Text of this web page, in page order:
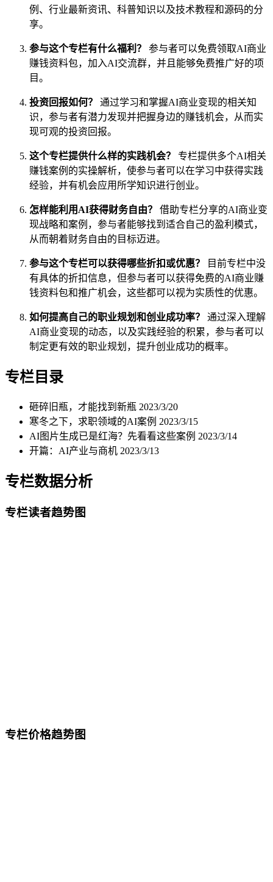
例、行业最新资讯、科普知识以及技术教程和源码的分
享。
参与这个专栏有什么福利？
参与者可以免费领取AI商业
赚钱资料包，加入AI交流群，并且能够免费推广好的项
目。
投资回报如何？
通过学习和掌握AI商业变现的相关知
识，参与者有潜力发现并把握身边的赚钱机会，从而实
现可观的投资回报。
这个专栏提供什么样的实践机会？
专栏提供多个AI相关
赚钱案例的实操解析，使参与者可以在学习中获得实践
经验，并有机会应用所学知识进行创业。
怎样能利用AI获得财务自由？
借助专栏分享的AI商业变
现战略和案例，参与者能够找到适合自己的盈利模式，
从而朝着财务自由的目标迈进。
参与这个专栏可以获得哪些折扣或优惠？
目前专栏中没
有具体的折扣信息，但参与者可以获得免费的AI商业赚
钱资料包和推广机会，这些都可以视为实质性的优惠。
如何提高自己的职业规划和创业成功率？
通过深入理解
AI商业变现的动态，以及实践经验的积累，参与者可以
制定更有效的职业规划，提升创业成功的概率。
专栏目录
砸碎旧瓶，才能找到新瓶 2023/3/20
寒冬之下，求职领域的AI案例 2023/3/15
AI图片生成已是红海？先看看这些案例 2023/3/14
开篇：AI产业与商机 2023/3/13
专栏数据分析
专栏读者趋势图
专栏价格趋势图